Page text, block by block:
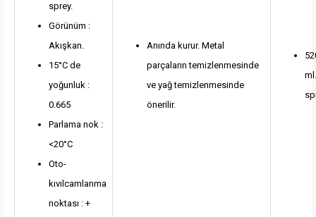
sprey.
Görünüm :
Akışkan.
15°C de
yoğunluk :
0.665
Parlama nok :
<20°C
Oto-
kıvılcamlanma
noktası : +
Anında kurur. Metal
parçaların temizlenmesinde
ve yağ temizlenmesinde
önerilir.